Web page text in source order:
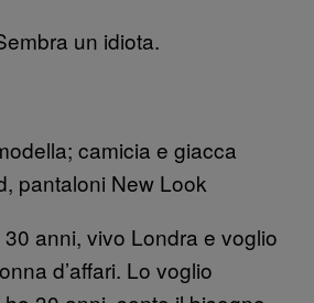
un idiota.
camicia e giacca
pantaloni New Look
30 anni, vivo Londra e voglio
d’affari. Lo voglio